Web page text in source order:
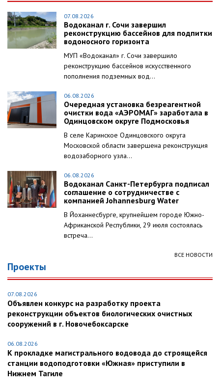
07.08.2026
Водоканал г. Сочи завершил
реконструкцию бассейнов для подпитки
водоносного горизонта
МУП «Водоканал» г. Сочи завершило
реконструкцию бассейнов искусственного
пополнения подземных вод...
06.08.2026
Очередная установка безреагентной
очистки вода «АЭРОМАГ» заработала в
Одинцовском округе Подмосковья
В селе Каринское Одинцовского округа
Московской области завершена реконструкция
водозаборного узла...
06.08.2026
Водоканал Санкт-Петербурга подписал
соглашение о сотрудничестве с
компанией Johannesburg Water
В Йоханнесбурге, крупнейшем городе Южно-
Африканской Республики, 29 июля состоялась
встреча...
ВСЕ НОВОСТИ
Проекты
07.08.2026
Объявлен конкурс на разработку проекта
реконструкции объектов биологических очистных
сооружений в г. Новочебоксарске
06.08.2026
К прокладке магистрального водовода до строящейся
станции водоподготовки «Южная» приступили в
Нижнем Тагиле